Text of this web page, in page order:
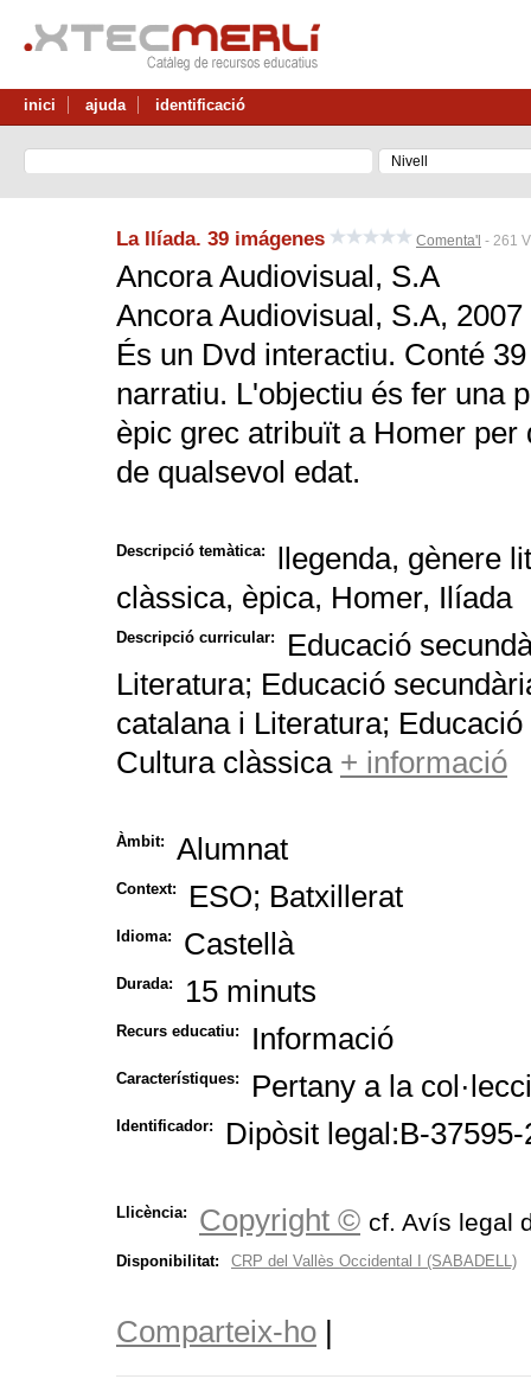
inici ajuda identificació
La Ilíada. 39 imágenes Comenta'l - 261
Ancora Audiovisual, S.A
Ancora Audiovisual, S.A, 2007
És un Dvd interactiu. Conté
narratiu. L'objectiu és fer una
èpic grec atribuït a Homer
de qualsevol edat.
Descripció temàtica:
llegenda, gènere
clàssica, èpica, Homer, Ilíada
Descripció curricular:
Educació
Literatura; Educació
catalana i Literatura;
Cultura clàssica + informació
Àmbit: Alumnat
Context: ESO; Batxillerat
Idioma: Castellà
Durada: 15 minuts
Recurs educatiu: Informació
Característiques: Pertany a la
Identificador: Dipòsit legal:B-37595-
Llicència: Copyright © cf. Avís legal
Disponibilitat: CRP del Vallès Occidental I (SABADELL)
Comparteix-ho |